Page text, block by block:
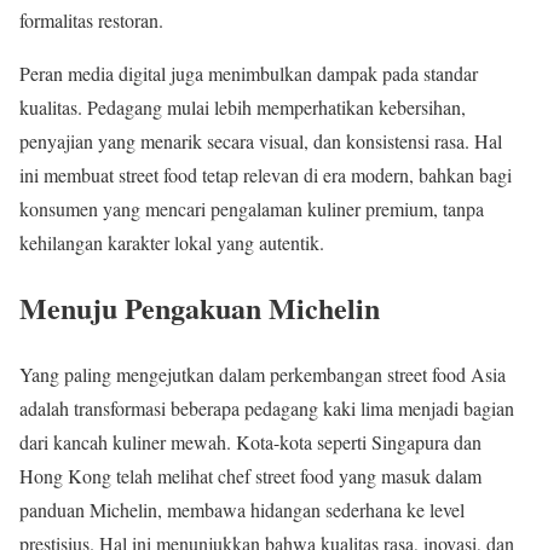
formalitas restoran.
Peran media digital juga menimbulkan dampak pada standar
kualitas. Pedagang mulai lebih memperhatikan kebersihan,
penyajian yang menarik secara visual, dan konsistensi rasa. Hal
ini membuat street food tetap relevan di era modern, bahkan bagi
konsumen yang mencari pengalaman kuliner premium, tanpa
kehilangan karakter lokal yang autentik.
Menuju Pengakuan Michelin
Yang paling mengejutkan dalam perkembangan street food Asia
adalah transformasi beberapa pedagang kaki lima menjadi bagian
dari kancah kuliner mewah. Kota-kota seperti Singapura dan
Hong Kong telah melihat chef street food yang masuk dalam
panduan Michelin, membawa hidangan sederhana ke level
prestisius. Hal ini menunjukkan bahwa kualitas rasa, inovasi, dan